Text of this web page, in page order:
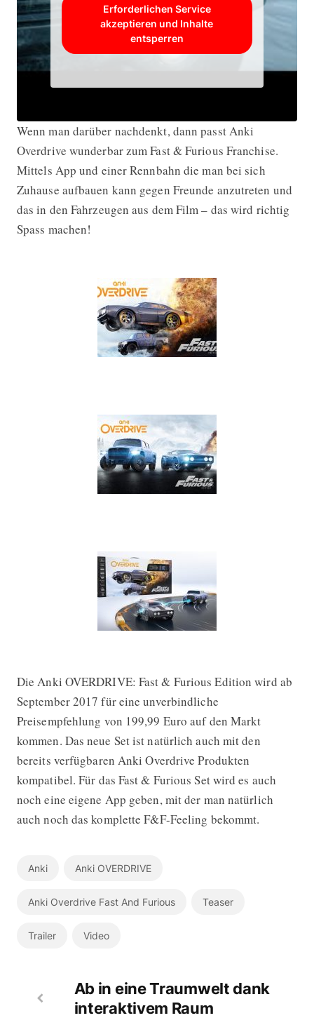
Erforderlichen Service
akzeptieren und Inhalte
entsperren
Wenn man darüber nachdenkt, dann passt Anki
Overdrive wunderbar zum Fast & Furious Franchise.
Mittels App und einer Rennbahn die man bei sich
Zuhause aufbauen kann gegen Freunde anzutreten und
das in den Fahrzeugen aus dem Film – das wird richtig
Spass machen!
Die Anki OVERDRIVE: Fast & Furious Edition wird ab
September 2017 für eine unverbindliche
Preisempfehlung von 199,99 Euro auf den Markt
kommen. Das neue Set ist natürlich auch mit den
bereits verfügbaren Anki Overdrive Produkten
kompatibel. Für das Fast & Furious Set wird es auch
noch eine eigene App geben, mit der man natürlich
auch noch das komplette F&F-Feeling bekommt.
Anki Anki OVERDRIVE
Anki Overdrive Fast And Furious Teaser
Trailer Video
Ab in eine Traumwelt dank
interaktivem Raum